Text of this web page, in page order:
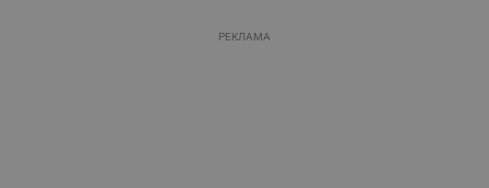
РЕКЛАМА